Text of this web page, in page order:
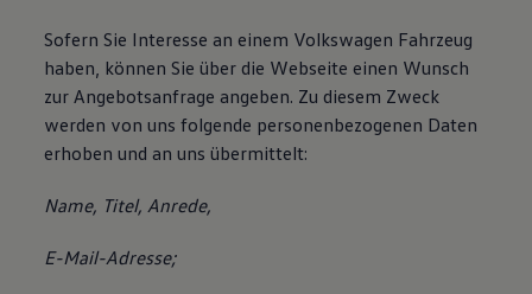
Sofern Sie Interesse an einem Volkswagen Fahrzeug
haben, können Sie über die Webseite einen Wunsch
zur Angebotsanfrage angeben. Zu diesem Zweck
werden von uns folgende personenbezogenen Daten
erhoben und an uns übermittelt:
Name, Titel, Anrede,
E-Mail-Adresse;